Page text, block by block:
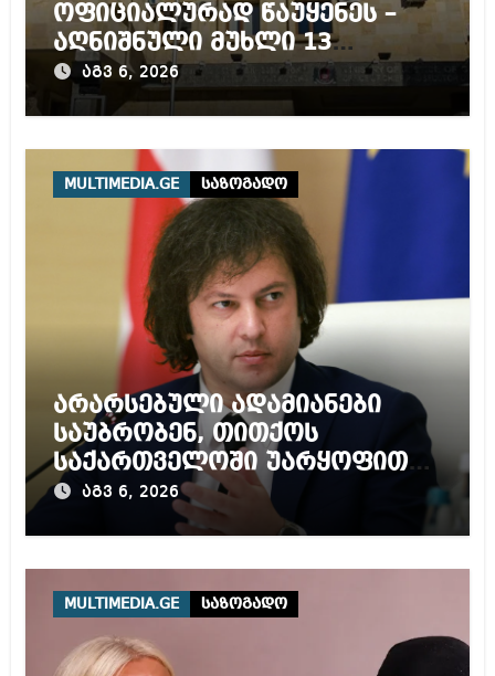
ოფიციალურად წაუყენეს –
აღნიშნული მუხლი 13
წლამდე პატიმრობას
ითვალისწინებს
აგვ 6, 2026
MULTIMEDIA.GE საზოგადო
არარსებული ადამიანები
საუბრობენ, თითქოს
საქართველოში უარყოფითი
გარემოა შექმნილი რუსი
ტურისტებისთვის, ჩვენი კარი
აგვ 6, 2026
MULTIMEDIA.GE საზოგადო